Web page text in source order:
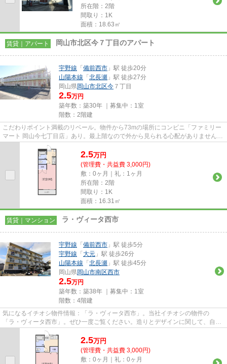
所在階：2階
間取り：1K
面積：18.63㎡
賃貸｜アパート 岡山市北区今７丁目のアパート
宇野線 「 備前西市 」駅 徒歩20分
山陽本線 「 北長瀬 」駅 徒歩27分
岡山県岡山市北区今 ７丁目
2.5万円
築年数：築30年 ｜募集中： 1室
階数：2階建
こだわりポイント満載のリベール。物件から73mの場所にコンビニ「ファミリー
マート 岡山今七丁目店」あり。最上階なので外から見られる心配がありません。
周辺環境が整っていることの...
2.5万円
(管理費・共益費 3,000円)
敷：0ヶ月｜礼：1ヶ月
所在階：2階
間取り：1K
面積：16.31㎡
賃貸｜マンション ラ・ヴィータ西市
宇野線 「 備前西市 」駅 徒歩5分
宇野線 「 大元 」駅 徒歩26分
山陽本線 「 北長瀬 」駅 徒歩45分
岡山県岡山市南区西市
2.5万円
築年数：築38年 ｜募集中： 1室
階数：4階建
気になるイチオシ物件情報：「ラ・ヴィータ西市」。当社イチオシの物件の
「ラ・ヴィータ西市」。ぜひ一度ご覧ください。造りとデザインに関して、自信
をもって情報を提供できるマンシ...
2.5万円
(管理費・共益費 3,000円)
敷：0ヶ月｜礼：0ヶ月